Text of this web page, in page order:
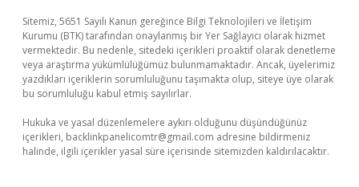
Sitemiz, 5651 Sayılı Kanun gereğince Bilgi Teknolojileri ve İletişim
Kurumu (BTK) tarafından onaylanmış bir Yer Sağlayıcı olarak hizmet
vermektedir. Bu nedenle, sitedeki içerikleri proaktif olarak denetleme
veya araştırma yükümlülüğümüz bulunmamaktadır. Ancak, üyelerimiz
yazdıkları içeriklerin sorumluluğunu taşımakta olup, siteye üye olarak
bu sorumluluğu kabul etmiş sayılırlar.
Hukuka ve yasal düzenlemelere aykırı olduğunu düşündüğünüz
içerikleri, backlinkpanelicomtr@gmail.com adresine bildirmeniz
halinde, ilgili içerikler yasal süre içerisinde sitemizden kaldırılacaktır.